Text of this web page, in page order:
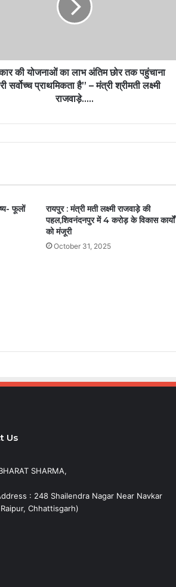
की योजनाओं का लाभ अंतिम छोर तक पहुंचाना
सर्वोच्च प्राथमिकता है” – मंत्री श्रीमती लक्ष्मी
राजवाड़े…..
फूलों
रायपुर : मंत्री मती लक्ष्मी राजवाड़े की
पहल,शिवनंदनपुर में 4 करोड़ के विकास कार्यों
को मंजूरी
October 31, 2025
Us
SHARMA,
: 248 Shailendra Nagar Near Navkar
Chhattisgarh)